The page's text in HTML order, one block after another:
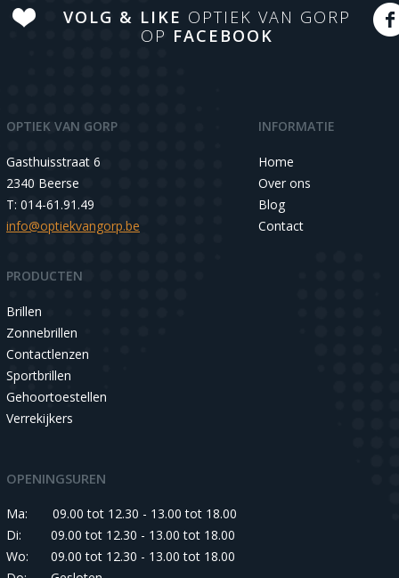
VOLG & LIKE OPTIEK VAN GORP
OP FACEBOOK
OPTIEK VAN GORP
Gasthuisstraat 6
2340 Beerse
T: 014-61.91.49
info@optiekvangorp.be
INFORMATIE
Home
Over ons
Blog
Contact
PRODUCTEN
Brillen
Zonnebrillen
Contactlenzen
Sportbrillen
Gehoortoestellen
Verrekijkers
OPENINGSUREN
Ma:
09.00 tot 12.30 - 13.00 tot 18.00
Di:
09.00 tot 12.30 - 13.00 tot 18.00
Wo:
09.00 tot 12.30 - 13.00 tot 18.00